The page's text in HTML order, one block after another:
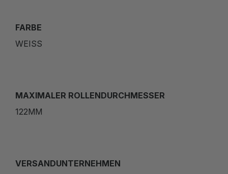
FARBE
WEISS
MAXIMALER ROLLENDURCHMESSER
122MM
VERSANDUNTERNEHMEN